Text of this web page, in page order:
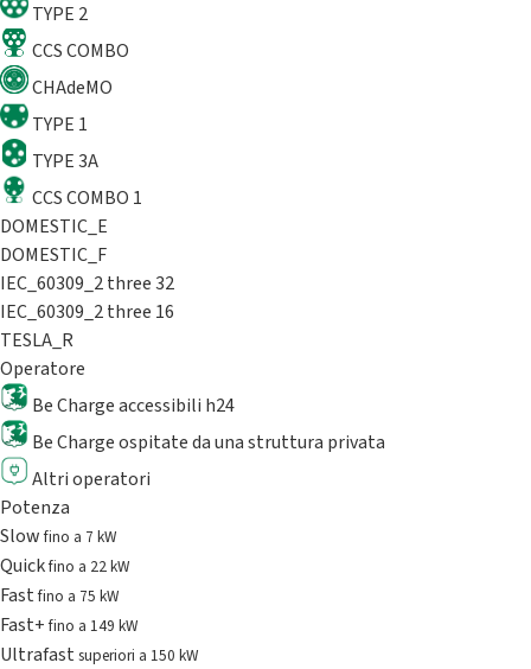
TYPE 2
CCS COMBO
CHAdeMO
TYPE 1
TYPE 3A
CCS COMBO 1
DOMESTIC_E
DOMESTIC_F
IEC_60309_2 three 32
IEC_60309_2 three 16
TESLA_R
Operatore
Be Charge accessibili h24
Be Charge ospitate da una struttura privata
Altri operatori
Potenza
Slowfino a 7 kW
Quickfino a 22 kW
Fastfino a 75 kW
Fast+fino a 149 kW
Ultrafast superiori a 150 kW